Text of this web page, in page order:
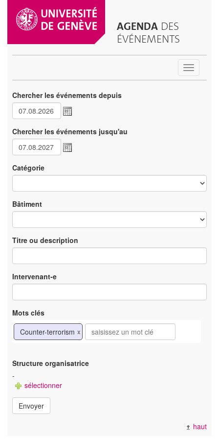
AGENDA DES
ÉVÉNEMENTS
Toggle
Chercher les événements depuis
Chercher les événements jusqu'au
Catégorie
Bâtiment
Titre ou description
Intervenant-e
Mots clés
Counter-terrorism x
Structure organisatrice
-
sélectionner
Envoyer
haut